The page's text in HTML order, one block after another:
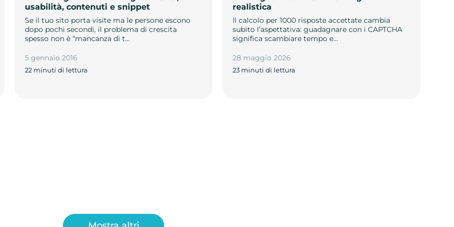
usabilità, contenuti e snippet
Se il tuo sito porta visite ma le persone escono
dopo pochi secondi, il problema di crescita
spesso non è “mancanza di t…
5 gennaio 2016
22 minuti di lettura
realistica
Il calcolo per 1000 risposte accettate cambia
subito l’aspettativa: guadagnare con i CAPTCHA
significa scambiare tempo e…
28 maggio 2026
23 minuti di lettura